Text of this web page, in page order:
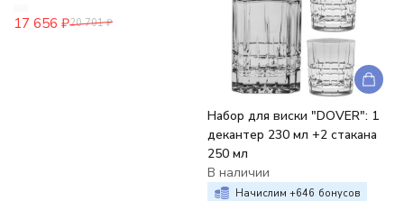
17 656 ₽20 701 ₽
Набор для виски "DOVER": 1
декантер 230 мл +2 стакана
250 мл
В наличии
Начислим +646 бонусов